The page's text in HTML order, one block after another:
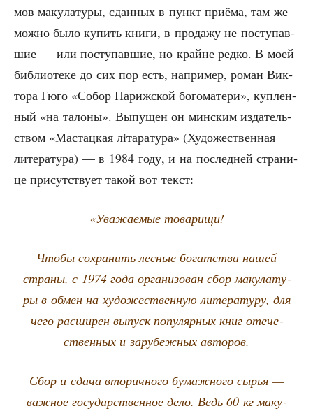
мов маку­ла­ту­ры, сдан­ных в пункт при­ё­ма, там же
мож­но было купить кни­ги, в про­да­жу не посту­пав­
шие — или посту­пав­шие, но крайне ред­ко. В моей
биб­лио­те­ке до сих пор есть, напри­мер, роман Вик­
то­ра Гюго «Собор Париж­ской бого­ма­те­ри», куп­лен­
ный «на тало­ны». Выпу­щен он мин­ским изда­тель­
ством «Мастац­кая лiта­ра­ту­ра» (Худо­же­ствен­ная
лите­ра­ту­ра) — в 1984 году, и на послед­ней стра­ни­
це при­сут­ству­ет такой вот текст:
«Ува­жа­е­мые товарищи!
Что­бы сохра­нить лес­ные богат­ства нашей
стра­ны, с 1974 года орга­ни­зо­ван сбор маку­ла­ту­
ры в обмен на худо­же­ствен­ную лите­ра­ту­ру, для
чего рас­ши­рен выпуск попу­ляр­ных книг оте­че­
ствен­ных и зару­беж­ных авторов.
Сбор и сда­ча вто­рич­но­го бумаж­но­го сырья —
важ­ное госу­дар­ствен­ное дело. Ведь 60 кг маку­